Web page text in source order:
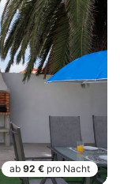
ab 92 € pro Nacht